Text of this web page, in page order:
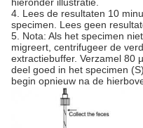
4. Lees de resultaten 10
specimen. Lees geen
5. Nota: Als het specimen
migreert, centrifugeer de
extractiebuffer. Verzamel 80
deel goed in het specimen
begin opnieuw na de